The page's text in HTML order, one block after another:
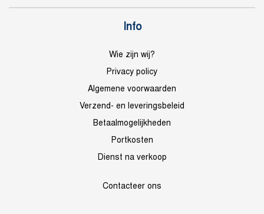
Info
Wie zijn wij?
Privacy policy
Algemene voorwaarden
Verzend- en leveringsbeleid
Betaalmogelijkheden
Portkosten
Dienst na verkoop
Contacteer ons